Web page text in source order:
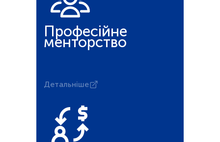
Професійне
менторство
Детальніше